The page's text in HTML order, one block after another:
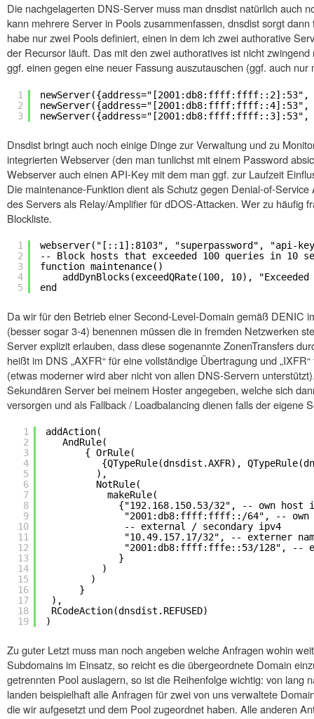
Die nachgelagerten DNS-Server muss man dnsdist natürlich auch
kann mehrere Server in Pools zusammenfassen, dnsdist sorgt
habe nur zwei Pools definiert, einen in dem ich zwei authorative
der Recursor läuft. Das mit den zwei authoratives ist nicht
ggf. einen gegen eine neuer Fassung auszutauschen (ggf. auch
1
2
3
newServer({address="[2001:db8:ffff:ffff::2]:53",
newServer({address="[2001:db8:ffff:ffff::4]:53",
newServer({address="[2001:db8:ffff:ffff::3]:53",
Dnsdist bringt auch noch einige Dinge zur Verwaltung und zu
integrierten Webserver (den man tunlichst mit einem Password
Webserver auch einen API-Key mit dem man ggf. zur Laufzeit
Die maintenance-Funktion dient als Schutz gegen Denial-of-
des Servers als Relay/Amplifier für dDOS-Attacken. Wer zu häufig
Blockliste.
1
2
3
4
5
webserver("[::1]:8103", "superpassword", "api-
-- Block hosts that exceeded 100 queries in 10
function maintenance()
addDynBlocks(exceedQRate(100, 10),
end
Da wir für den Betrieb einer Second-Level-Domain gemäß DENIC
(besser sogar 3-4) benennen müssen die in fremden Netzwerken
Server explizit erlauben, dass diese sogenannte ZonenTransfers
heißt im DNS „AXFR“ für eine vollständige Übertragung und
(etwas moderner wird aber nicht von allen DNS-Servern
Sekundären Server bei meinem Hoster angegeben, welche sich
versorgen und als Fallback / Loadbalancing dienen falls der eigene
1
2
3
4
5
6
7
8
9
10
11
12
13
14
15
16
17
18
19
addAction(
AndRule(
{ OrRule(
{QTypeRule(dnsdist.AXFR),
),
NotRule(
makeRule(
{"192.168.150.53/32", -- own host
"2001:db8:ffff:ffff::/64", --
-- external / secondary ipv4
"10.49.157.17/32", -- externer
"2001:db8:ffff:fffe::53/128", --
}
)
)
}
),
RCodeAction(dnsdist.REFUSED)
)
Zu guter Letzt muss man noch angeben welche Anfragen wohin
Subdomains im Einsatz, so reicht es die übergeordnete Domain
getrennten Pool auslagern, so ist die Reihenfolge wichtig: von lang
landen beispielhaft alle Anfragen für zwei von uns verwaltete
die wir aufgesetzt und dem Pool zugeordnet haben. Alle anderen